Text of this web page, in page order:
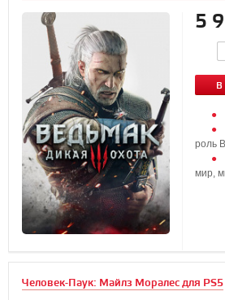
5
В
роль
мир,
Человек-Паук: Майлз Моралес для PS5